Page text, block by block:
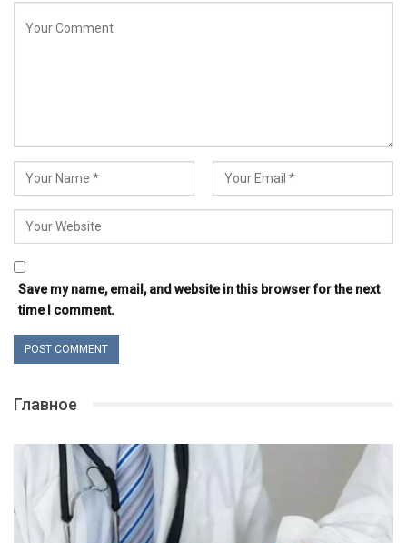
Save my name, email, and website in this browser for the next
time I comment.
Главное